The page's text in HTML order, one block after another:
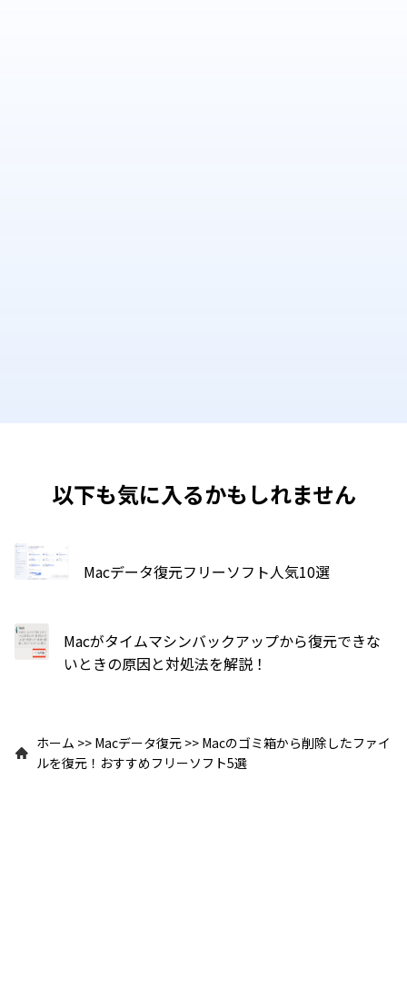
以下も気に入るかもしれません
Macデータ復元フリーソフト人気10選
Macがタイムマシンバックアップから復元できな
いときの原因と対処法を解説！
ホーム >> Macデータ復元 >> Macのゴミ箱から削除したファイ
ルを復元！おすすめフリーソフト5選